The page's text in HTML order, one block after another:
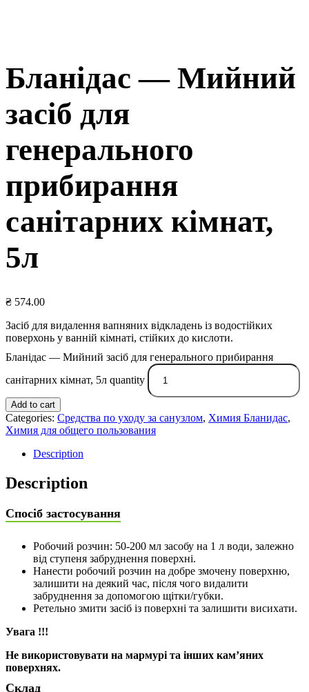
Бланідас — Мийний
засіб для
генерального
прибирання
санітарних кімнат,
5л
₴ 574.00
Засіб для видалення вапняних відкладень із водостійких
поверхонь у ванній кімнаті, стійких до кислоти.
Бланідас — Мийний засіб для генерального прибирання
санітарних кімнат, 5л quantity
Add to cart
Categories: Средства по уходу за санузлом, Химия Бланидас,
Химия для общего пользования
Description
Description
Спосіб застосування
Робочий розчин: 50-200 мл засобу на 1 л води, залежно
від ступеня забруднення поверхні.
Нанести робочий розчин на добре змочену поверхню,
залишити на деякий час, після чого видалити
забруднення за допомогою щітки/губки.
Ретельно змити засіб із поверхні та залишити висихати.
Увага !!!
Не використовувати на мармурі та інших кам’яних
поверхнях.
Склад